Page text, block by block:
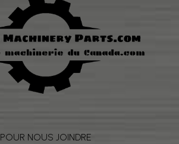
POUR NOUS JOINDRE